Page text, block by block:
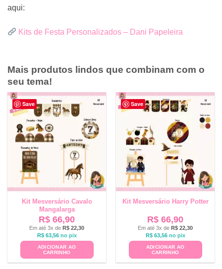
aqui:
Kits de Festa Personalizados – Dani Papeleira
Mais produtos lindos que combinam com o
seu tema!
Save
Kit Mesversário Cavalo
Mangalarga
R$ 66,90
Em até 3x de R$ 22,30
R$63,56 no pix
ADICIONAR AO
CARRINHO
Save
Kit Mesversário Harry Potter
R$ 66,90
Em até 3x de R$ 22,30
R$63,56 no pix
ADICIONAR AO
CARRINHO